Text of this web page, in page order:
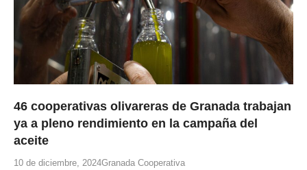
46 cooperativas olivareras de Granada trabajan
ya a pleno rendimiento en la campaña del
aceite
10 de diciembre, 2024Granada Cooperativa